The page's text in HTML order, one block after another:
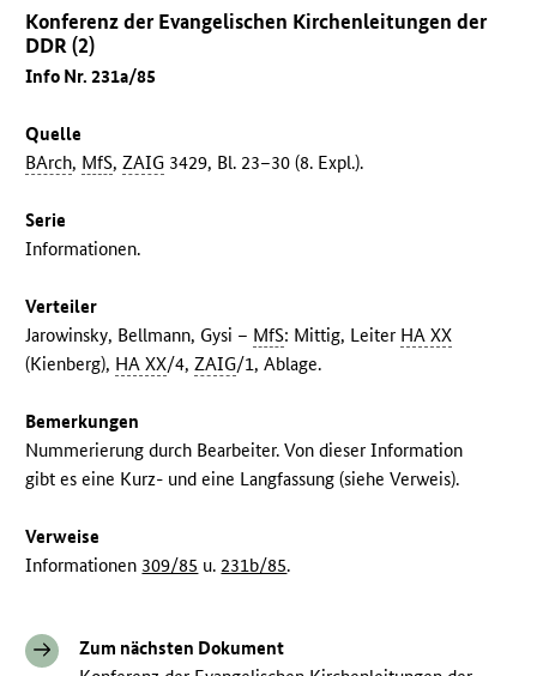
Konferenz der Evangelischen Kirchenleitungen der
DDR (2)
Info Nr. 231a/85
Quelle
BArch, MfS,ZAIG 3429, Bl. 23–30 (8. Expl.).
Serie
Informationen.
Verteiler
Jarowinsky, Bellmann, Gysi – MfS: Mittig, Leiter HA XX
(Kienberg), HA XX/4,ZAIG/1, Ablage.
Bemerkungen
Nummerierung durch Bearbeiter. Von dieser Information
gibt es eine Kurz- und eine Langfassung (siehe Verweis).
Verweise
Informationen 309/85 u. 231b/85.
Zum nächsten Dokument